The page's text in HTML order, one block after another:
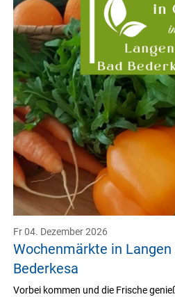
Wochenmärkte in Langen
Bederkesa
Fr 04. Dezember 2026
Vorbei kommen und die Frische